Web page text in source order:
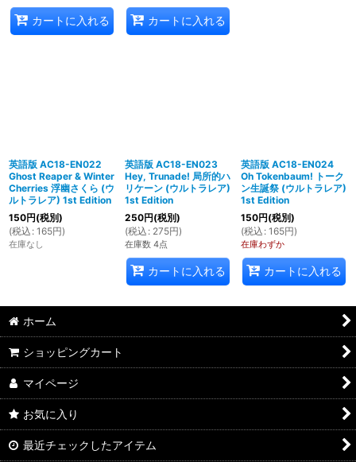
カートに入れる カートに入れる
英語版 AC18-EN022
Ghost Reaper & Winter
Cherries 浮幽さくら (ウ
ルトラレア) 1st Edition
150円(税別)
(税込 : 165円)
在庫なし
英語版 AC18-EN023
Hey, Trunade! 局所的ハ
リケーン (ウルトラレア)
1st Edition
250円(税別)
(税込 : 275円)
在庫数 4点
カートに入れる
英語版 AC18-EN024
Oh Tokenbaum! トーク
ン生誕祭 (ウルトラレア)
1st Edition
150円(税別)
(税込 : 165円)
在庫わずか
カートに入れる
ホーム
ショッピングカート
マイページ
お気に入り
最近チェックしたアイテム